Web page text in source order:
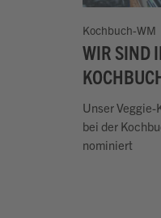
Kochbuch-WM
WIR SIND
Unser
bei der
nominiert